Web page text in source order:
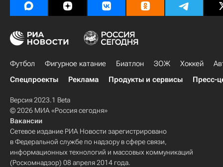
Футбол Фигурное катание Биатлон ЗОЖ Хоккей
Спецпроекты
Реклама Продукты и сервисы Пресс-
Версия 2023.1 Beta
© 2026 МИА «Россия сегодня»
Вакансии
Сетевое издание РИА Новости зарегистрировано
в Федеральной службе по надзору в сфере связи,
информационных технологий и массовых коммуникаций
(Роскомнадзор) 08 апреля 2014 года.